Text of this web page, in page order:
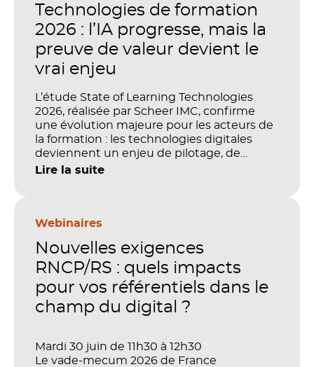
Technologies de formation
2026 : l’IA progresse, mais la
preuve de valeur devient le
vrai enjeu
L’étude State of Learning Technologies
2026, réalisée par Scheer IMC, confirme
une évolution majeure pour les acteurs de
la formation : les technologies digitales
deviennent un enjeu de pilotage, de
performance et de preuve de valeur. IA,
stratégique. Mais comment démontrer
investissements sur les compétences, la
productivité et la performance des
Lire la suite
Webinaires
Nouvelles exigences
RNCP/RS : quels impacts
pour vos référentiels dans le
champ du digital ?
Mardi 30 juin de 11h30 à 12h30
Le vade-mecum 2026 de France